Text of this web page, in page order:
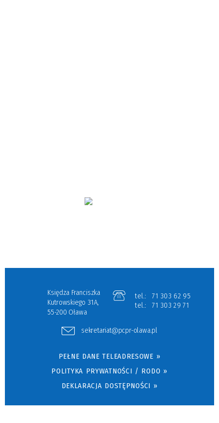
Księdza Franciszka
Kutrowskiego 31A,
55-200 Oława
tel.:
71 303 62 95
tel.:
71 303 29 71
sekretariat@pcpr-olawa.pl
PEŁNE DANE TELEADRESOWE »
POLITYKA PRYWATNOŚCI / RODO »
DEKLARACJA DOSTĘPNOŚCI »